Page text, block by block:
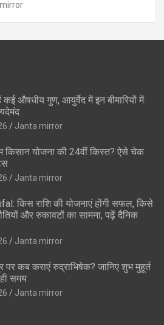
औषधीय गुण, आयुर्वेद में इन बीमारियों में
Janta mirror
किसान योजना की 24वीं किस्त? ऐसे चेक
Janta mirror
किस राशि की योजनाएं होंगी सफल, किसे
और रुकावटों का सामना, पढ़ें दैनिक
Janta mirror
पर कब कराएं रुद्राभिषेक? जानिए शुभ मुहूर्त
समय
Janta mirror